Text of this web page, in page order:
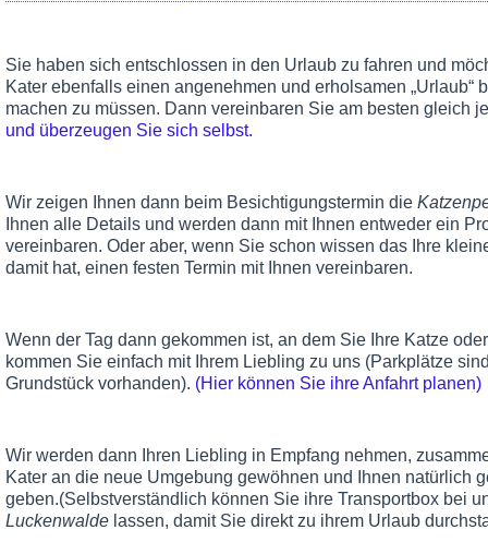
Sie haben sich entschlossen in den Urlaub zu fahren und
Kater ebenfalls einen angenehmen und erholsamen „Urlaub“
machen zu müssen. Dann vereinbaren Sie am besten gleich
und überzeugen Sie sich selbst.
Wir zeigen Ihnen dann beim Besichtigungstermin die
Ihnen alle Details und werden dann mit Ihnen entweder ein
vereinbaren. Oder aber, wenn Sie schon wissen das Ihre
damit hat, einen festen Termin mit Ihnen vereinbaren.
Wenn der Tag dann gekommen ist, an dem Sie Ihre Katze
kommen Sie einfach mit Ihrem Liebling zu uns (Parkplätze
Grundstück vorhanden). (Hier können Sie ihre Anfahrt planen)
Wir werden dann Ihren Liebling in Empfang nehmen,
Kater an die neue Umgebung gewöhnen und Ihnen natürlich
geben.(Selbstverständlich können Sie ihre Transportbox bei
Luckenwalde lassen, damit Sie direkt zu ihrem Urlaub